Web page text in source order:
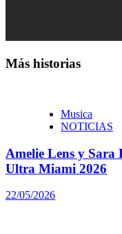
Más historias
Musica
NOTICIAS
Amelie Lens y
Ultra Miami 2026
22/05/2026